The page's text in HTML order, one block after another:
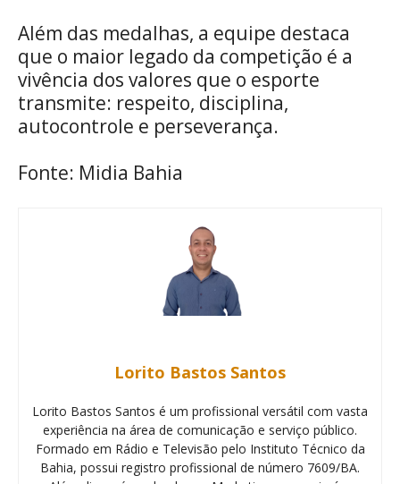
Além das medalhas, a equipe destaca
que o maior legado da competição é a
vivência dos valores que o esporte
transmite: respeito, disciplina,
autocontrole e perseverança.
Fonte: Midia Bahia
Lorito Bastos Santos
Lorito Bastos Santos é um profissional versátil com vasta
experiência na área de comunicação e serviço público.
Formado em Rádio e Televisão pelo Instituto Técnico da
Bahia, possui registro profissional de número 7609/BA.